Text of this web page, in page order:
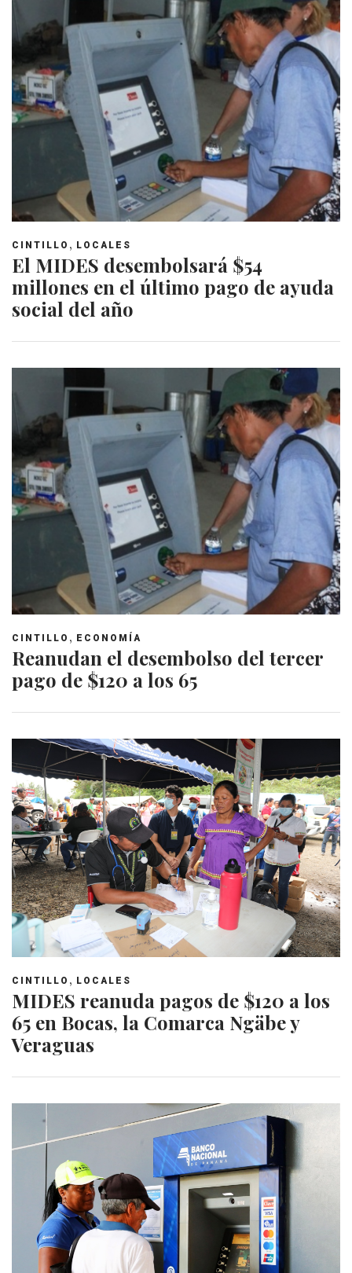
CINTILLO , LOCALES
El MIDES desembolsará $54
millones en el último pago de ayuda
social del año
CINTILLO , ECONOMÍA
Reanudan el desembolso del tercer
pago de $120 a los 65
CINTILLO , LOCALES
MIDES reanuda pagos de $120 a los
65 en Bocas, la Comarca Ngäbe y
Veraguas